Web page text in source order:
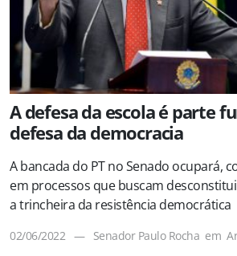
A defesa da escola é parte
defesa da democracia
A bancada do PT no Senado ocupará,
em processos que buscam
a trincheira da resistência democrática
02/06/2022 — Senador Paulo Rocha em